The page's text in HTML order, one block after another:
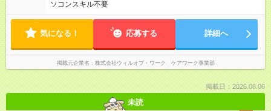
ソコンスキル不要
気になる！ 応募する 詳細へ
掲載元企業名 株式会社ウィルオブ・ワーク ケアワーク事業部
掲載日：2026.08.06
未読